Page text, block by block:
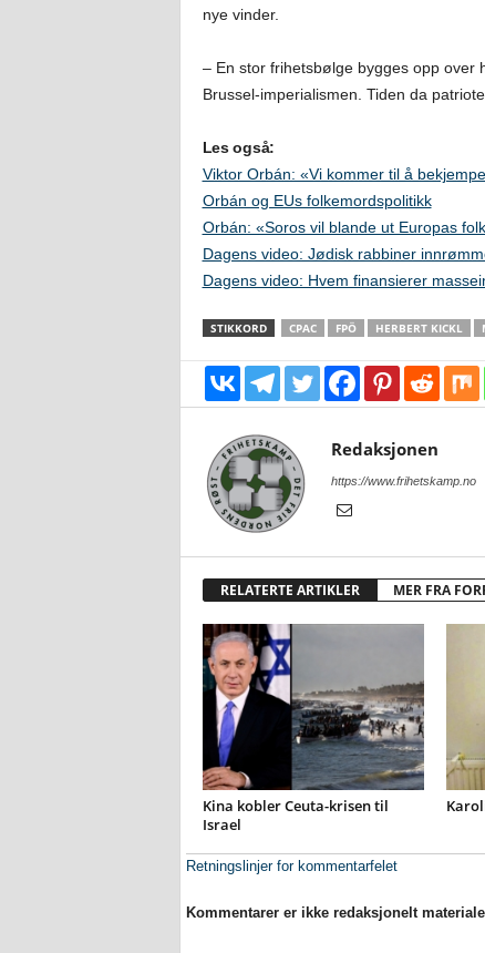
nye vinder.
– En stor frihetsbølge bygges opp over
Brussel-imperialismen. Tiden da
Les også:
Viktor Orbán: «Vi kommer til å
Orbán og EUs folkemordspolitikk
Orbán: «Soros vil blande ut Europas
Dagens video: Jødisk rabbiner
Dagens video: Hvem finansierer
STIKKORD CPAC FPÖ HERBERT KICKL
Redaksjonen
https://www.frihetskamp.no
RELATERTE ARTIKLER MER FRA
Kina kobler Ceuta-krisen til
Israel
Retningslinjer for kommentarfelet
Kommentarer er ikke redaksjonelt